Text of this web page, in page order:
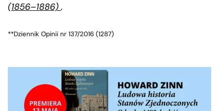
(1856–1886) .
**Dziennik Opinii nr 137/2016 (1287)